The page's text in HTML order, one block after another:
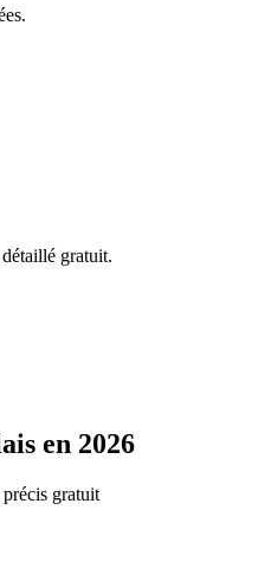
gratuit.
en 2026
gratuit